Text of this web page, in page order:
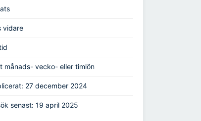
vidare
månads- vecko- eller timlön
27 december 2024
senast: 19 april 2025